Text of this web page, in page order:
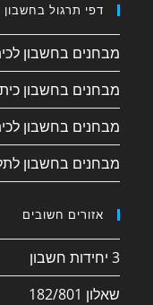
דפי תרגול בחשבון
מבחנים בחשבון
מבחנים בחשבון
מבחנים בחשבון
מבחנים בחשבון
אזורים חשובים
3 יחידות חשבון
שאלון 182/801